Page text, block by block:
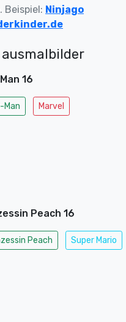
Beispiel: Ninjago
ausmalbilder
16
Man Marvel
Peach 16
Peach Super Mario